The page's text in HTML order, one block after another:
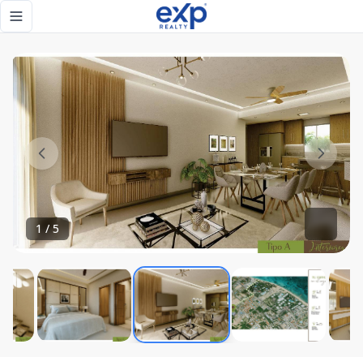
Toggle navigation menu
1 /5
VENTA APARTAMENTO EN PUNTA CANA - eXp Realty